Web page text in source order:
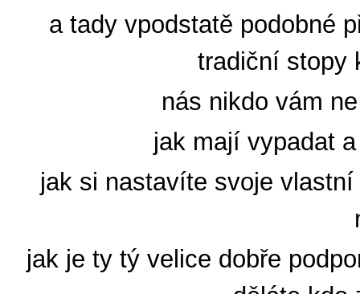
a tady vpodstatě podobné
tradiční stopy
nás nikdo vám
jak mají vypadat
jak si nastavíte svoje
jak je ty tý velice dobře